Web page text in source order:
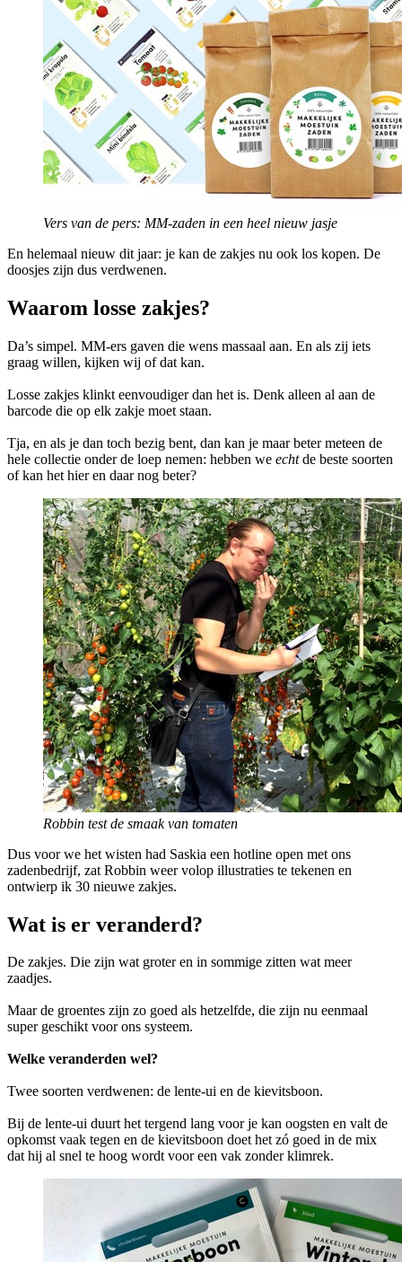
Vers van de pers: MM-zaden in een heel nieuw jasje
En helemaal nieuw dit jaar: je kan de zakjes nu ook los kopen. De
doosjes zijn dus verdwenen.
Waarom losse zakjes?
Da’s simpel. MM-ers gaven die wens massaal aan. En als zij iets
graag willen, kijken wij of dat kan.
Losse zakjes klinkt eenvoudiger dan het is. Denk alleen al aan de
barcode die op elk zakje moet staan.
Tja, en als je dan toch bezig bent, dan kan je maar beter meteen de
hele collectie onder de loep nemen: hebben we echtde beste soorten
of kan het hier en daar nog beter?
Robbin test de smaak van tomaten
Dus voor we het wisten had Saskia een hotline open met ons
zadenbedrijf, zat Robbin weer volop illustraties te tekenen en
ontwierp ik 30 nieuwe zakjes.
Wat is er veranderd?
De zakjes. Die zijn wat groter en in sommige zitten wat meer
zaadjes.
Maar de groentes zijn zo goed als hetzelfde, die zijn nu eenmaal
super geschikt voor ons systeem.
Welke veranderden wel?
Twee soorten verdwenen: de lente-ui en de kievitsboon.
Bij de lente-ui duurt het tergend lang voor je kan oogsten en valt de
opkomst vaak tegen en de kievitsboon doet het zó goed in de mix
dat hij al snel te hoog wordt voor een vak zonder klimrek.